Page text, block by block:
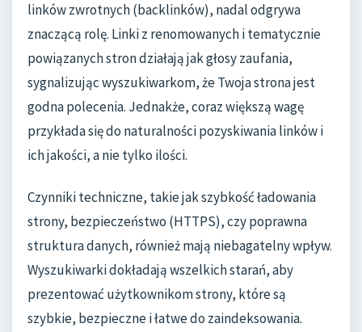
linków zwrotnych (backlinków), nadal odgrywa
znaczącą rolę. Linki z renomowanych i tematycznie
powiązanych stron działają jak głosy zaufania,
sygnalizując wyszukiwarkom, że Twoja strona jest
godna polecenia. Jednakże, coraz większą wagę
przykłada się do naturalności pozyskiwania linków i
ich jakości, a nie tylko ilości.
Czynniki techniczne, takie jak szybkość ładowania
strony, bezpieczeństwo (HTTPS), czy poprawna
struktura danych, również mają niebagatelny wpływ.
Wyszukiwarki dokładają wszelkich starań, aby
prezentować użytkownikom strony, które są
szybkie, bezpieczne i łatwe do zaindeksowania.